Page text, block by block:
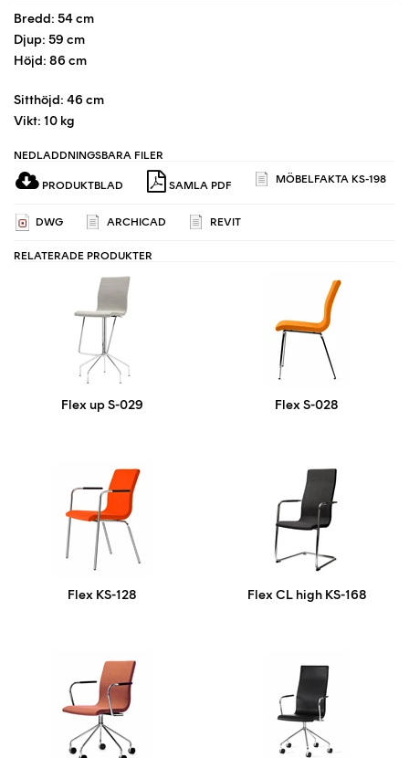
Bredd: 54 cm
Djup: 59 cm
Höjd: 86 cm
Sitthöjd: 46 cm
Vikt: 10 kg
NEDLADDNINGSBARA FILER
PRODUKTBLAD SAMLA PDF MÖBELFAKTA KS-198
DWG ARCHICAD REVIT
RELATERADE PRODUKTER
Flex up S-029 Flex S-028
Flex KS-128 Flex CL high KS-168